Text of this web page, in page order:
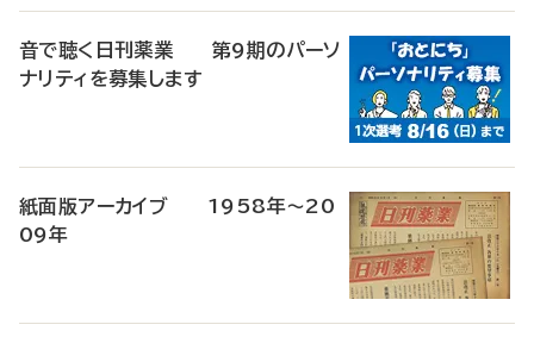
音で聴く日刊薬業 第9期のパーソ
ナリティを募集します
紙面版アーカイブ 1958年～20
09年